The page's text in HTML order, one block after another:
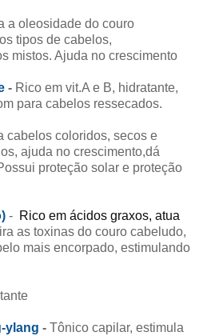
a oleosidade do couro
tipos de cabelos,
mistos. Ajuda no crescimento
- Rico em vit.A e B, hidratante,
para cabelos ressecados.
cabelos coloridos, secos e
ajuda no crescimento,dá
proteção solar e proteção
- Rico em ácidos graxos, atua
as toxinas do couro cabeludo,
mais encorpado, estimulando
ylang - Tônico capilar, estimula